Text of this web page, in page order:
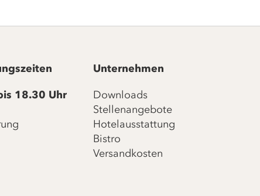
18.30 Uhr
Unternehmen
Downloads
Stellenangebote
Hotelausstattung
Bistro
Versandkosten